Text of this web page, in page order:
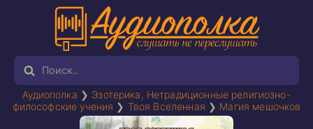
Аудиополка ❯ Эзотерика, Нетрадиционные религиозно-
философские учения ❯ Твоя Вселенная ❯ Магия мешочков